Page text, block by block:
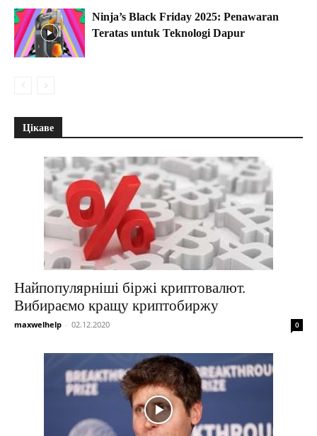
Ninja’s Black Friday 2025: Penawaran
Teratas untuk Teknologi Dapur
Цікаве
Найпопулярніші біржі криптовалют.
Вибираємо кращу криптобиржу
maxwelhelp - 02.12.2020 0